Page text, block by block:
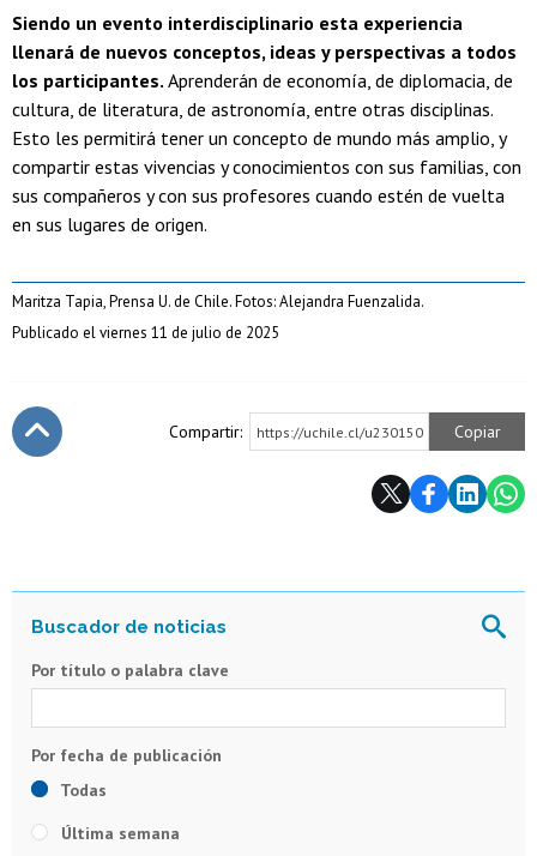
Siendo un evento interdisciplinario esta experiencia
llenará de nuevos conceptos, ideas y perspectivas a todos
los participantes. Aprenderán de economía, de diplomacia, de
cultura, de literatura, de astronomía, entre otras disciplinas.
Esto les permitirá tener un concepto de mundo más amplio, y
compartir estas vivencias y conocimientos con sus familias, con
sus compañeros y con sus profesores cuando estén de vuelta
en sus lugares de origen.
Maritza Tapia, Prensa U. de Chile. Fotos: Alejandra Fuenzalida.
Publicado el viernes 11 de julio de 2025
Compartir: https://uchile.cl/u230150 Copiar
Por título o palabra clave
Todas
Última semana